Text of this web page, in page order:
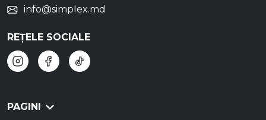
info@simplex.md
REȚELE SOCIALE
PAGINI